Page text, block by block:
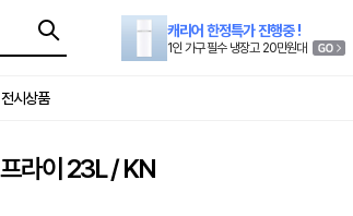
캐리어 한정특가 진행중 !
1인 가구 필수 냉장고 20만원대
전시상품
라이 23L / KN